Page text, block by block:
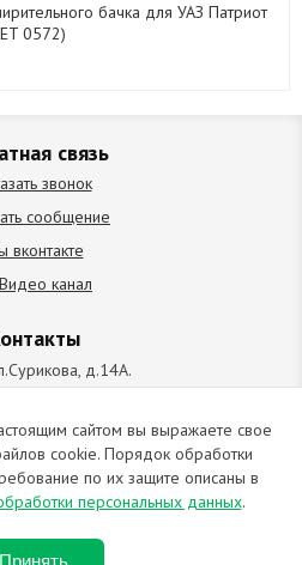
бачка для УАЗ Патриот
0572)
связь
звонок
сообщение
вконтакте
канал
д.14А.
проезда
827-92-55
Евгений Валерьевич
309434505600123 от 25.02.2009
Копирование материалов
сайтом вы выражаете свое
cookie. Порядок обработки
по их защите описаны в
персональных данных.
Принять